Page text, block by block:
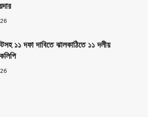
১১ দফা দাবিতে ঝালকাঠিতে ১১ দলীয়